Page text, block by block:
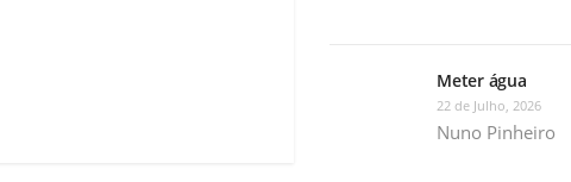
Meter água
22 de Julho, 2026
Nuno Pinheiro